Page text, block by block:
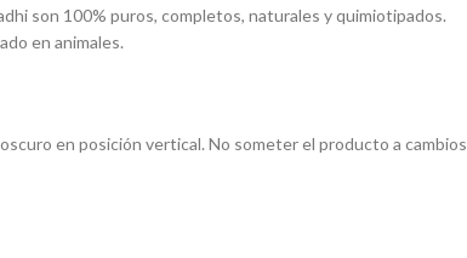
son 100% puros, completos, naturales y quimiotipados.
en animales.
en posición vertical. No someter el producto a cambios